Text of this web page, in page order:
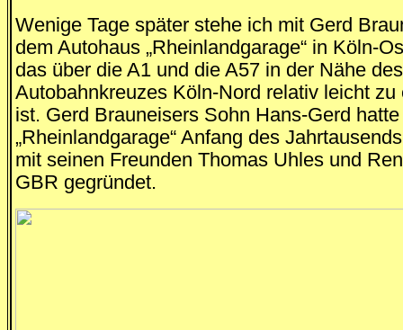
Wenige Tage später stehe ich mit Gerd
dem Autohaus „Rheinlandgarage“ in Köln-
das über die A1 und die A57 in der Nähe des
Autobahnkreuzes Köln-Nord relativ leicht zu
ist. Gerd Brauneisers Sohn Hans-Gerd
„Rheinlandgarage“ Anfang des
mit seinen Freunden Thomas Uhles und
GBR gegründet.